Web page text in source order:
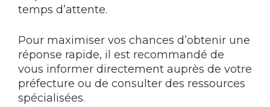
temps d’attente.
Pour maximiser vos chances d’obtenir une
réponse rapide, il est recommandé de
vous informer directement auprès de votre
préfecture ou de consulter des ressources
spécialisées.